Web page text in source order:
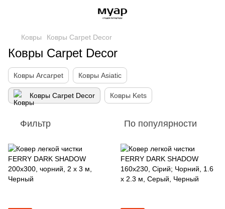
Ковры Ковры Carpet Decor
Ковры Carpet Decor
Ковры Arcarpet Ковры Asiatic
Ковры Carpet Decor Ковры Kets
Фильтр По популярности